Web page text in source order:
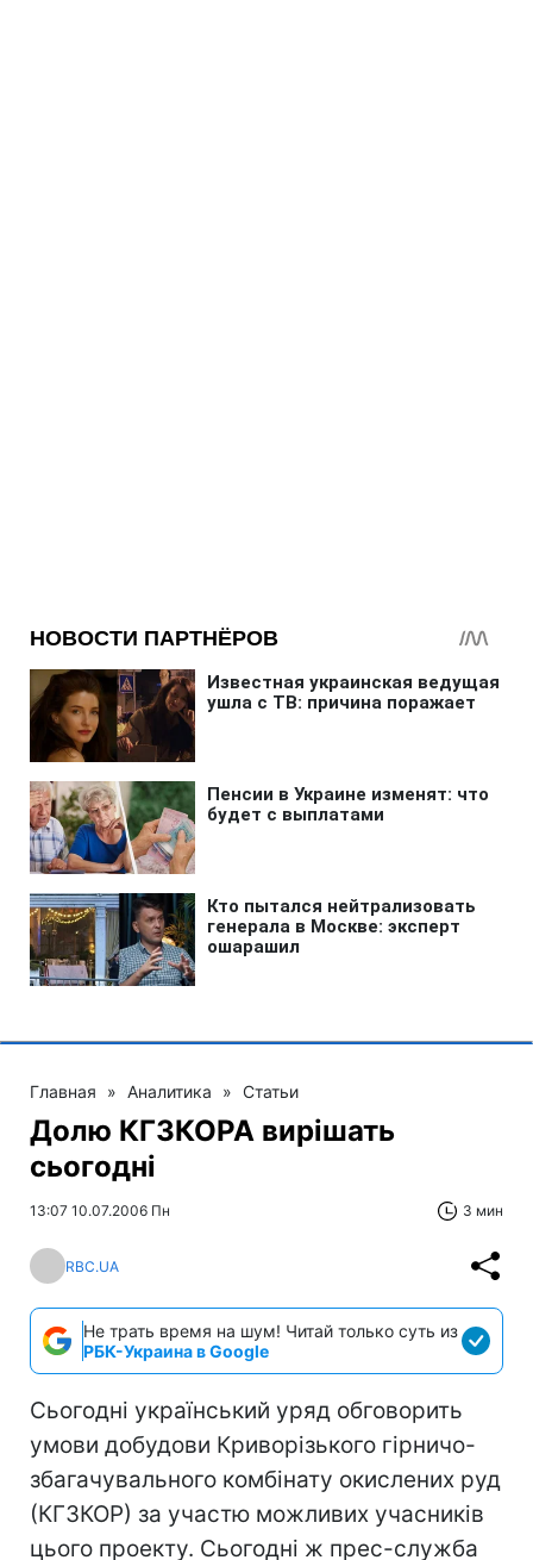
Главная » Аналитика » Статьи
Долю КГЗКОРА вирішать
сьогодні
13:07 10.07.2006 Пн 3 мин
RBC.UA
Не трать время на шум! Читай только суть из
РБК-Украина в Google
Сьогодні український уряд обговорить
умови добудови Криворізького гірничо-
збагачувального комбінату окислених руд
(КГЗКОР) за участю можливих учасників
цього проекту. Сьогодні ж прес-служба